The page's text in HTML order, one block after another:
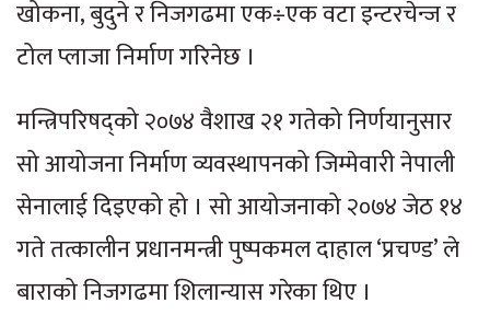
खोकना, बुदुने र निजगढमा एक÷एक वटा इन्टरचेन्ज र
टोल प्लाजा निर्माण गरिनेछ ।
मन्त्रिपरिषद्को २०७४ वैशाख २१ गतेको निर्णयानुसार
सो आयोजना निर्माण व्यवस्थापनको जिम्मेवारी नेपाली
सेनालाई दिइएको हो । सो आयोजनाको २०७४ जेठ १४
गते तत्कालीन प्रधानमन्त्री पुष्पकमल दाहाल ‘प्रचण्ड’ ले
बाराको निजगढमा शिलान्यास गरेका थिए ।